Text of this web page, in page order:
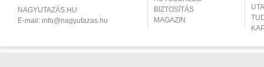
NAGYUTAZÁS.HU
E-mail: info@nagyutazas.hu
BIZTOSÍTÁS
MAGAZIN